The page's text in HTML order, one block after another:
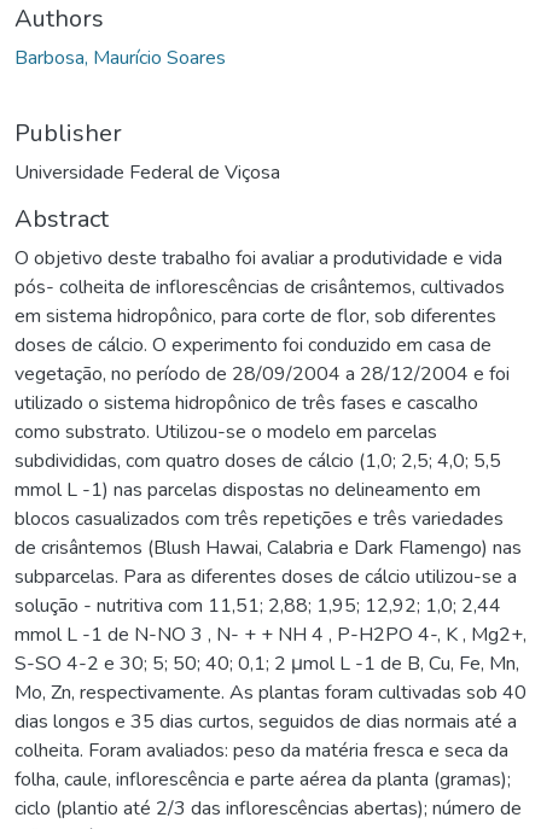
Authors
Barbosa, Maurício Soares
Publisher
Universidade Federal de Viçosa
Abstract
O objetivo deste trabalho foi avaliar a produtividade e vida
pós- colheita de inflorescências de crisântemos, cultivados
em sistema hidropônico, para corte de flor, sob diferentes
doses de cálcio. O experimento foi conduzido em casa de
vegetação, no período de 28/09/2004 a 28/12/2004 e foi
utilizado o sistema hidropônico de três fases e cascalho
como substrato. Utilizou-se o modelo em parcelas
subdivididas, com quatro doses de cálcio (1,0; 2,5; 4,0; 5,5
mmol L -1) nas parcelas dispostas no delineamento em
blocos casualizados com três repetições e três variedades
de crisântemos (Blush Hawai, Calabria e Dark Flamengo) nas
subparcelas. Para as diferentes doses de cálcio utilizou-se a
solução - nutritiva com 11,51; 2,88; 1,95; 12,92; 1,0; 2,44
mmol L -1 de N-NO 3 , N- + + NH 4 , P-H2PO 4-, K , Mg2+,
S-SO 4-2 e 30; 5; 50; 40; 0,1; 2 μmol L -1 de B, Cu, Fe, Mn,
Mo, Zn, respectivamente. As plantas foram cultivadas sob 40
dias longos e 35 dias curtos, seguidos de dias normais até a
colheita. Foram avaliados: peso da matéria fresca e seca da
folha, caule, inflorescência e parte aérea da planta (gramas);
ciclo (plantio até 2/3 das inflorescências abertas); número de